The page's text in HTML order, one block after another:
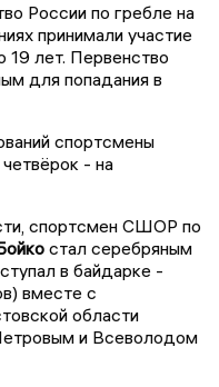
России по гребле на
принимали участие
19 лет. Первенство
для попадания в
спортсмены
- на
спортсмен СШОР по
стал серебряным
в байдарке -
вместе с
области
и Всеволодом